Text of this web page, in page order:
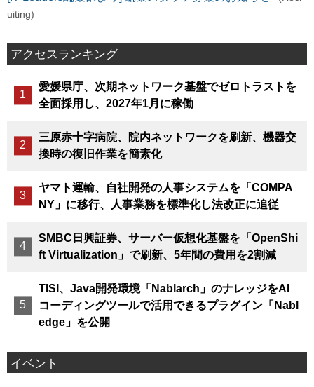
uiting)
アクセスランキング
愛媛県庁、次期ネットワーク基盤でゼロトラストを
全面採用し、2027年1月に稼働
三原赤十字病院、院内ネットワークを刷新、機器交
換時の復旧作業を簡素化
ヤマト運輸、自社開発の人事システムを「COMPA
NY」に移行、人事業務を標準化し法改正に追従
SMBC日興証券、サーバー仮想化基盤を「OpenShi
ft Virtualization」で刷新、5年間の費用を2割減
TISI、Java開発環境「Nablarch」のナレッジをAI
コーディングツールで活用できるプラグイン「Nabl
edge」を公開
イベント